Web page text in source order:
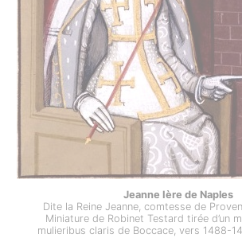
Jeanne Ière de Naples
Dite la Reine Jeanne, comtesse de
Miniature de Robinet Testard tirée d’un
mulieribus claris de Boccace, vers 1488-